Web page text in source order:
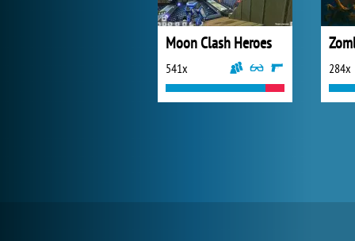
Moon Clash Heroes
541x 284x